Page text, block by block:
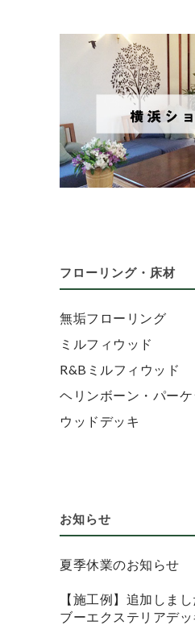
フローリング・床材
無垢フローリング
ミルフィウッド
R&Bミルフィウッド
ヘリンボーン・パーケ
ウッドデッキ
お知らせ
夏季休業のお知らせ
【施工例】追加しま
ブーエクステリアデッ